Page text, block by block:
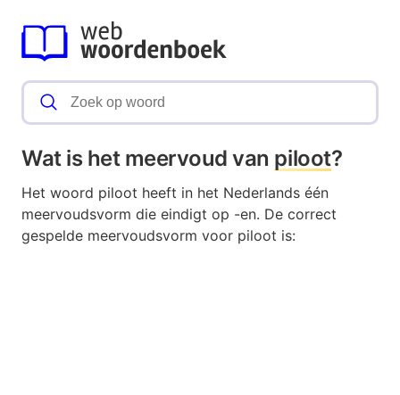
Wat is het meervoud van piloot?
Het woord piloot heeft in het Nederlands één
meervoudsvorm die eindigt op -en. De correct
gespelde meervoudsvorm voor piloot is: